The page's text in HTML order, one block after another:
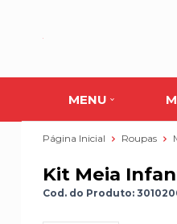
MENU
Página Inicial Roupas
Kit Meia
Cod. do Produto: